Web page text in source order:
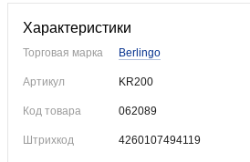
Характеристики
Торговая марка Berlingo
Артикул KR200
Код товара 062089
Штрихкод 4260107494119